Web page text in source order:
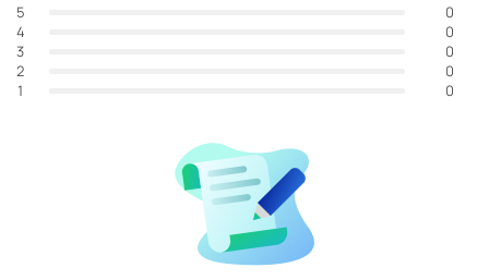
5
0
4
0
3
0
2
0
1
0